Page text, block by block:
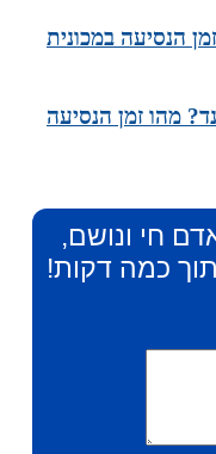
הנסיעה במכונית
מהו זמן הנסיעה
חי ונושם,
תוך כמה דקות!